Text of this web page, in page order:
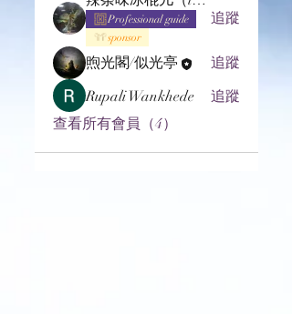
Professional guide
sponsor
追蹤
煦光閣/似光亭
追蹤
Rupali Wankhede
追蹤
查看所有會員（4）